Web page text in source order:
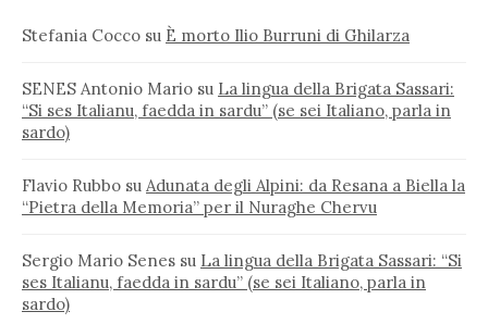
Stefania Cocco su È morto Ilio Burruni di Ghilarza
SENES Antonio Mario su La lingua della Brigata Sassari:
“Si ses Italianu, faedda in sardu” (se sei Italiano, parla in
sardo)
Flavio Rubbo su Adunata degli Alpini: da Resana a Biella la
“Pietra della Memoria” per il Nuraghe Chervu
Sergio Mario Senes su La lingua della Brigata Sassari: “Si
ses Italianu, faedda in sardu” (se sei Italiano, parla in
sardo)